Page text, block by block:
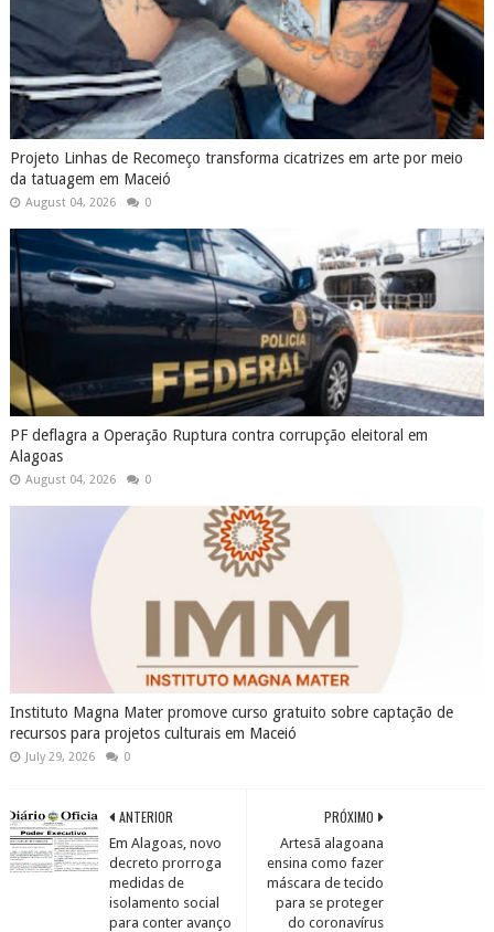
Projeto Linhas de Recomeço transforma cicatrizes em arte por meio
da tatuagem em Maceió
August 04, 2026 0
PF deflagra a Operação Ruptura contra corrupção eleitoral em
Alagoas
August 04, 2026 0
Instituto Magna Mater promove curso gratuito sobre captação de
recursos para projetos culturais em Maceió
July 29, 2026 0
PRÓXIMO
Artesã alagoana
ensina como fazer
máscara de tecido
para se proteger
do coronavírus
ANTERIOR
Em Alagoas, novo
decreto prorroga
medidas de
isolamento social
para conter avanço